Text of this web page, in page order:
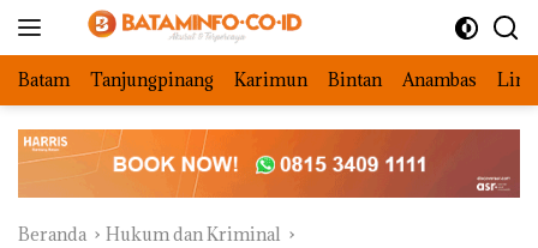
Batam Tanjungpinang Karimun Bintan Anambas
Beranda Hukum dan Kriminal